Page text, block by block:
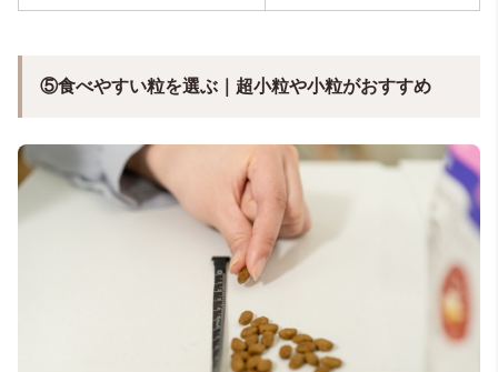
⑤食べやすい粒を選ぶ｜超小粒や小粒がおすすめ